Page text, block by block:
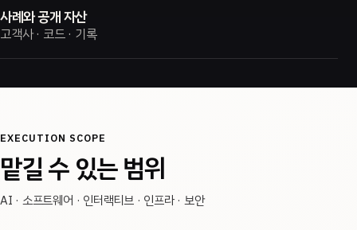
사례와 공개 자산
고객사 · 코드 · 기록
EXECUTION SCOPE
맡길 수 있는 범위
AI · 소프트웨어 · 인터랙티브 · 인프라 · 보안